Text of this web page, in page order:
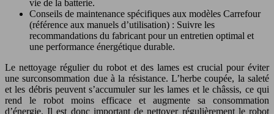
vie de la batterie.
Conseils de maintenance spécifiques aux modèles Carrefour
(référence aux manuels d’utilisation) : Suivre les
recommandations du fabricant pour un entretien optimal et
une performance énergétique durable.
Le nettoyage régulier du robot et des lames est crucial pour éviter
une surconsommation due à la résistance. L’herbe coupée, la saleté
et les débris peuvent s’accumuler sur les lames et le châssis, ce qui
rend le robot moins efficace et augmente sa consommation
d’énergie. Il est donc important de nettoyer régulièrement le robot